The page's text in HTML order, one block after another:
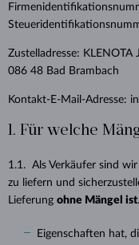
Zustelladresse: KLENOTA
086 48 Bad Brambach
Kontakt-E-Mail-Adresse:
1. Für welche
1.1. Als Verkäufer sind
zu liefern und
Lieferung ohne Mängel ist
Eigenschaften hat,